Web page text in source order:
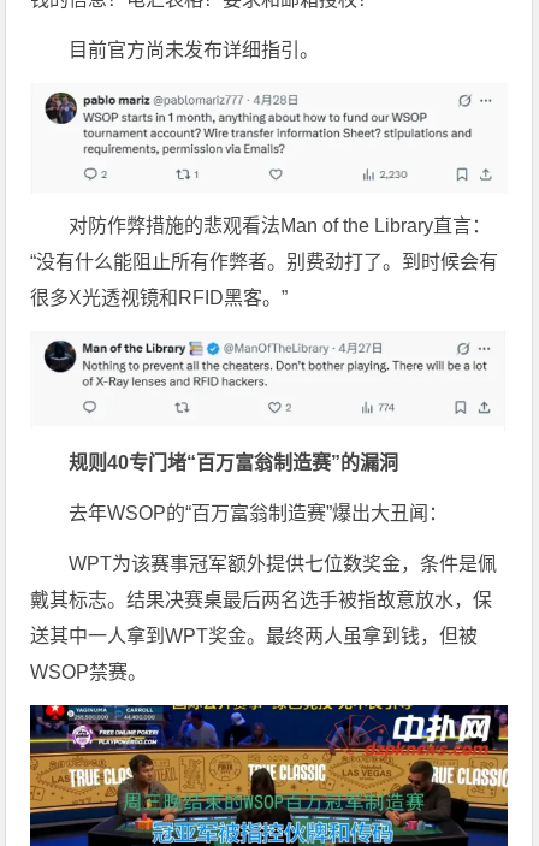
目前官方尚未发布详细指引。
对防作弊措施的悲观看法Man of the Library直言：
“没有什么能阻止所有作弊者。别费劲打了。到时候会有
很多X光透视镜和RFID黑客。”
规则40专门堵“百万富翁制造赛”的漏洞
去年WSOP的“百万富翁制造赛”爆出大丑闻：
WPT为该赛事冠军额外提供七位数奖金，条件是佩
戴其标志。结果决赛桌最后两名选手被指故意放水，保
送其中一人拿到WPT奖金。最终两人虽拿到钱，但被
WSOP禁赛。